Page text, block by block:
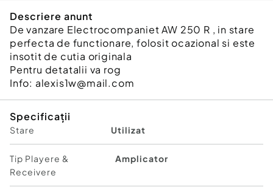
Descriere anunt
De vanzare Electrocompaniet AW 250 R , in stare
perfecta de functionare, folosit ocazional si este
insotit de cutia originala
Pentru detatalii va rog
Info: alexis1w@mail.com
Specificații
Stare Utilizat
Tip Playere &
Receivere
Amplicator